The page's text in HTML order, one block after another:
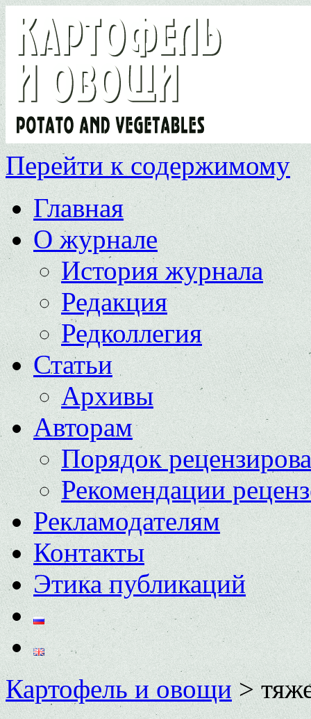
Перейти к содержимому
Главная
О журнале
История журнала
Редакция
Редколлегия
Статьи
Архивы
Авторам
Порядок
Рекомендации
Рекламодателям
Контакты
Этика публикаций
Картофель и овощи>